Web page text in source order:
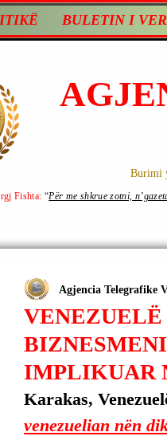
BULETIN I
Burimi
Fishta: “Për me shkrue zotni,
VENEZUELË
IMPLIKUAR
Agjencia Telegrafike
Karakas,
venezuelian nën